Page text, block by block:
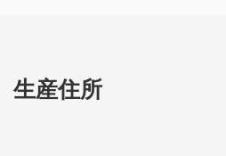
生産住所